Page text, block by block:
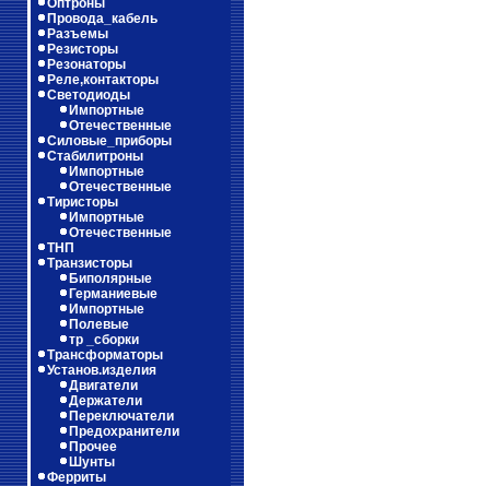
Оптроны
Провода_кабель
Разъемы
Резисторы
Резонаторы
Реле,контакторы
Светодиоды
Импортные
Отечественные
Силовые_приборы
Стабилитроны
Импортные
Отечественные
Тиристоры
Импортные
Отечественные
ТНП
Транзисторы
Биполярные
Германиевые
Импортные
Полевые
тр _сборки
Трансформаторы
Установ.изделия
Двигатели
Держатели
Переключатели
Предохранители
Прочее
Шунты
Ферриты